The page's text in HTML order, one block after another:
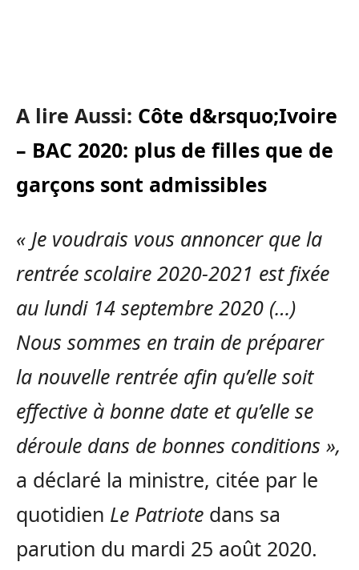
A lire Aussi: Côte d&rsquo;Ivoire
– BAC 2020: plus de filles que de
garçons sont admissibles
« Je voudrais vous annoncer que la
rentrée scolaire 2020-2021 est fixée
au lundi 14 septembre 2020 (…)
Nous sommes en train de préparer
la nouvelle rentrée afin qu’elle soit
effective à bonne date et qu’elle se
déroule dans de bonnes conditions »,
a déclaré la ministre, citée par le
quotidien Le Patriote dans sa
parution du mardi 25 août 2020.